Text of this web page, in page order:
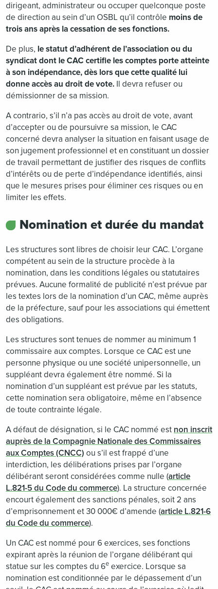
dirigeant, administrateur ou occuper quelconque poste
de direction au sein d’un OSBL qu’il contrôle moins de
trois ans après la cessation de ses fonctions.
De plus, le statut d’adhérent de l’association ou du
syndicat dont le CAC certifie les comptes porte atteinte
à son indépendance, dès lors que cette qualité lui
donne accès au droit de vote. Il devra refuser ou
démissionner de sa mission.
A contrario, s’il n’a pas accès au droit de vote, avant
d’accepter ou de poursuivre sa mission, le CAC
concerné devra analyser la situation en faisant usage de
son jugement professionnel et en constituant un dossier
de travail permettant de justifier des risques de conflits
d’intérêts ou de perte d’indépendance identifiés, ainsi
que le mesures prises pour éliminer ces risques ou en
limiter les effets.
Nomination et durée du mandat
Les structures sont libres de choisir leur CAC. L’organe
compétent au sein de la structure procède à la
nomination, dans les conditions légales ou statutaires
prévues. Aucune formalité de publicité n’est prévue par
les textes lors de la nomination d’un CAC, même auprès
de la préfecture, sauf pour les associations qui émettent
des obligations.
Les structures sont tenues de nommer au minimum 1
commissaire aux comptes. Lorsque ce CAC est une
personne physique ou une société unipersonnelle, un
suppléant devra également être nommé. Si la
nomination d’un suppléant est prévue par les statuts,
cette nomination sera obligatoire, même en l’absence
de toute contrainte légale.
A défaut de désignation, si le CAC nommé est non inscrit
auprès de la Compagnie Nationale des Commissaires
aux Comptes (CNCC) ou s’il est frappé d’une
interdiction, les délibérations prises par l’organe
délibérant seront considérées comme nulle (article
L.821-5 du Code du commerce). La structure concernée
encourt également des sanctions pénales, soit 2 ans
d’emprisonnement et 30 000€ d’amende (article L.821-6
du Code du commerce).
Un CAC est nommé pour 6 exercices, ses fonctions
expirant après la réunion de l’organe délibérant qui
statue sur les comptes du 6e exercice. Lorsque sa
nomination est conditionnée par le dépassement d’un